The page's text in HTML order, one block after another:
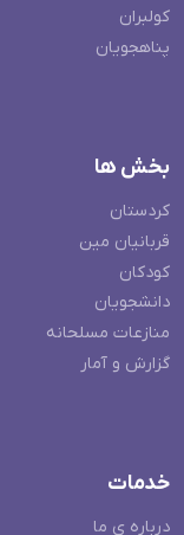
کولبران
پناهجویان
بخش ها
کردستان
قربانیان مین
کودکان
دانشجویان
منازعات مسلحانه
گزارش و آمار
خدمات
درباره ی ما